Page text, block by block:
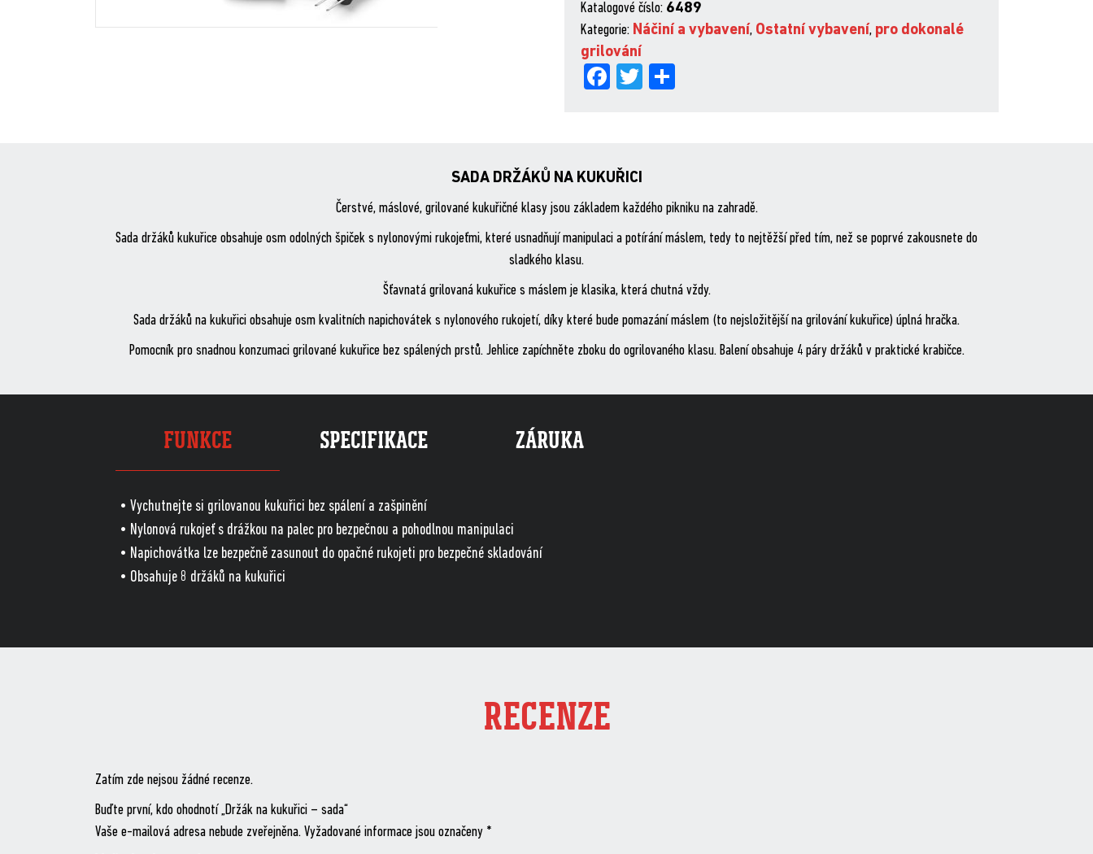
sada
množství
Katalogové číslo: 6489
Kategorie: Náčiní a vybavení, Ostatní vybavení, pro dokonalé
grilování
Fa
Tw
SADA DRŽÁKŮ NA KUKUŘICI
Čerstvé, máslové, grilované kukuřičné klasy jsou základem každého pikniku na zahradě.
Sada držáků kukuřice obsahuje osm odolných špiček s nylonovými rukojeťmi, které usnadňují manipulaci a potírání máslem, tedy to nejtěžší před tím, než se poprvé zakousnete do
sladkého klasu.
Šťavnatá grilovaná kukuřice s máslem je klasika, která chutná vždy.
Sada držáků na kukuřici obsahuje osm kvalitních napichovátek s nylonového rukojetí, díky které bude pomazání máslem (to nejsložitější na grilování kukuřice) úplná hračka.
Pomocník pro snadnou konzumaci grilované kukuřice bez spálených prstů. Jehlice zapíchněte zboku do ogrilovaného klasu. Balení obsahuje 4 páry držáků v praktické krabičce.
FUNKCE SPECIFIKACE ZÁRUKA
• Vychutnejte si grilovanou kukuřici bez spálení a zašpinění
• Nylonová rukojeť s drážkou na palec pro bezpečnou a pohodlnou manipulaci
• Napichovátka lze bezpečně zasunout do opačné rukojeti pro bezpečné skladování
• Obsahuje 8 držáků na kukuřici
RECENZE
Zatím zde nejsou žádné recenze.
Buďte první, kdo ohodnotí „Držák na kukuřici – sada“
Vaše e-mailová adresa nebude zveřejněna. Vyžadované informace jsou označeny *